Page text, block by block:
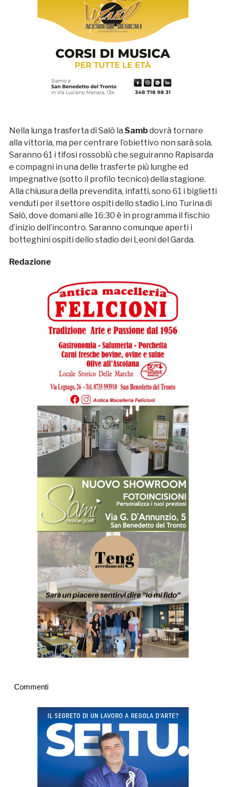
Nella lunga trasferta di Salò la Sambdovrà tornare
alla vittoria, ma per centrare l’obiettivo non sarà sola.
Saranno 61 i tifosi rossoblù che seguiranno Rapisarda
e compagni in una delle trasferte più lunghe ed
impegnative (sotto il profilo tecnico) della stagione.
Alla chiusura della prevendita, infatti, sono 61 i biglietti
venduti per il settore ospiti dello stadio Lino Turina di
Salò, dove domani alle 16:30 è in programma il fischio
d’inizio dell’incontro. Saranno comunque aperti i
botteghini ospiti dello stadio dei Leoni del Garda.
Redazione
Commenti